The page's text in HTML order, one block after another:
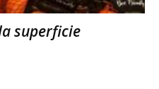
superficie